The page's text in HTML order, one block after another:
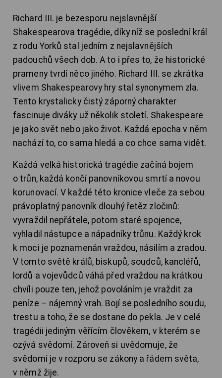
Richard III. je bezesporu nejslavnější
Shakespearova tragédie, díky níž se poslední král
z rodu Yorků stal jedním z nejslavnějších
padouchů všech dob. A to i přes to, že historické
prameny tvrdí něco jiného. Richard III. se zkrátka
vlivem Shakespearovy hry stal synonymem zla.
Tento krystalicky čistý záporný charakter
fascinuje diváky už několik století. Shakespeare
je jako svět nebo jako život. Každá epocha v něm
nachází to, co sama hledá a co chce sama vidět.
Každá velká historická tragédie začíná bojem
o trůn, každá končí panovníkovou smrtí a novou
korunovací. V každé této kronice vleče za sebou
právoplatný panovník dlouhý řetěz zločinů:
vyvraždil nepřátele, potom staré spojence,
vyhladil nástupce a nápadníky trůnu. Každý krok
k moci je poznamenán vraždou, násilím a zradou.
V tomto světě králů, biskupů, soudců, kancléřů,
lordů a vojevůdců váhá před vraždou na krátkou
chvíli pouze ten, jehož povoláním je vraždit za
peníze – nájemný vrah. Bojí se posledního soudu,
trestu a toho, že se dostane do pekla. Je v celé
tragédii jediným věřícím člověkem, v kterém se
ozývá svědomí. Zároveň si uvědomuje, že
svědomí je v rozporu se zákony a řádem světa,
v němž žije.